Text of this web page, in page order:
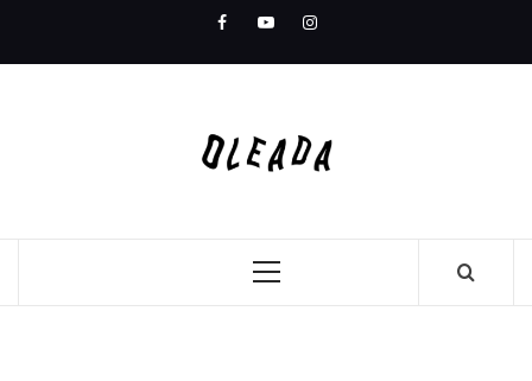
content
FacebookYoutubeInstagram
Primary